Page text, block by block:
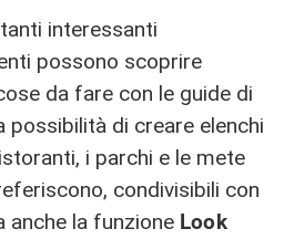
interessanti
possono scoprire
da fare con le guide di
di creare elenchi
i parchi e le mete
condivisibili con
anche la funzione Look